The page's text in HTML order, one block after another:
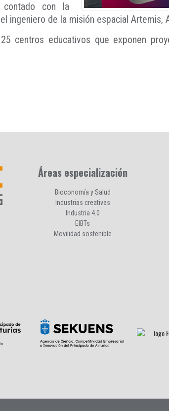
contado con la
ingeniero de la misión espacial Artemis,
centros educativos que exponen
Áreas especialización
Bioconomía y Salud
Industrias creativas
Industria 4.0
EIBTs
Movilidad sostenible